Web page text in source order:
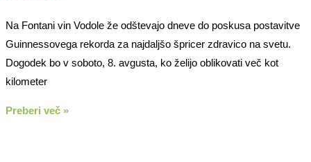
Na Fontani vin Vodole že odštevajo dneve do poskusa postavitve
Guinnessovega rekorda za najdaljšo špricer zdravico na svetu.
Dogodek bo v soboto, 8. avgusta, ko želijo oblikovati več kot
kilometer
Preberi več »